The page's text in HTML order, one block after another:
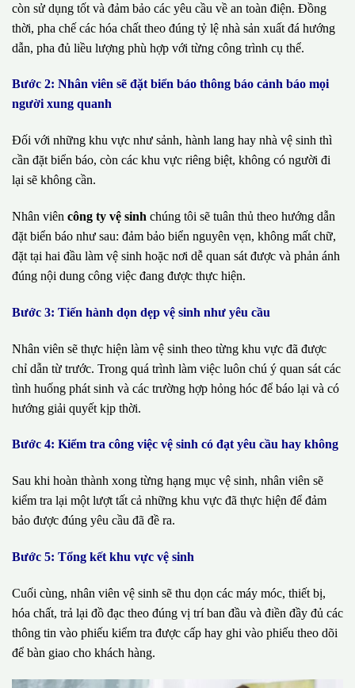
còn sử dụng tốt và đảm bảo các yêu cầu về an toàn điện. Đồng
thời, pha chế các hóa chất theo đúng tỷ lệ nhà sản xuất đá hướng
dẫn, pha đủ liều lượng phù hợp với từng công trình cụ thể.
Bước 2: Nhân viên sẽ đặt biển báo thông báo cảnh báo mọi
người xung quanh
Đối với những khu vực như sảnh, hành lang hay nhà vệ sinh thì
cần đặt biển báo, còn các khu vực riêng biệt, không có người đi
lại sẽ không cần.
Nhân viên công ty vệ sinh chúng tôi sẽ tuân thủ theo hướng dẫn
đặt biển báo như sau: đảm bảo biển nguyên vẹn, không mất chữ,
đặt tại hai đầu làm vệ sinh hoặc nơi dễ quan sát được và phản ánh
đúng nội dung công việc đang được thực hiện.
Bước 3: Tiến hành dọn dẹp vệ sinh như yêu cầu
Nhân viên sẽ thực hiện làm vệ sinh theo từng khu vực đã được
chỉ dẫn từ trước. Trong quá trình làm việc luôn chú ý quan sát các
tình huống phát sinh và các trường hợp hỏng hóc để báo lại và có
hướng giải quyết kịp thời.
Bước 4: Kiểm tra công việc vệ sinh có đạt yêu cầu hay không
Sau khi hoàn thành xong từng hạng mục vệ sinh, nhân viên sẽ
kiểm tra lại một lượt tất cả những khu vực đã thực hiện để đảm
bảo được đúng yêu cầu đã đề ra.
Bước 5: Tổng kết khu vực vệ sinh
Cuối cùng, nhân viên vệ sinh sẽ thu dọn các máy móc, thiết bị,
hóa chất, trả lại đồ đạc theo đúng vị trí ban đầu và điền đầy đủ các
thông tin vào phiếu kiểm tra được cấp hay ghi vào phiếu theo dõi
để bàn giao cho khách hàng.